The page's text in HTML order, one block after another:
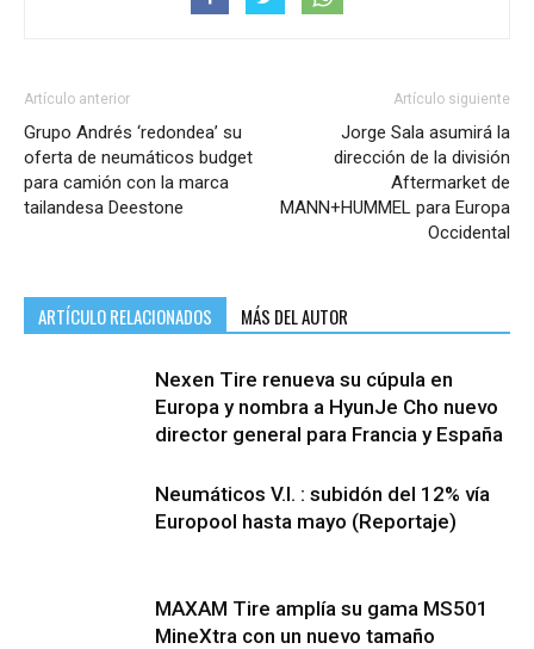
Artículo anterior
Grupo Andrés ‘redondea’ su
oferta de neumáticos budget
para camión con la marca
tailandesa Deestone
Artículo siguiente
Jorge Sala asumirá la
dirección de la división
Aftermarket de
MANN+HUMMEL para Europa
Occidental
ARTÍCULO RELACIONADOS MÁS DEL AUTOR
Nexen Tire renueva su cúpula en
Europa y nombra a HyunJe Cho nuevo
director general para Francia y España
Neumáticos V.I. : subidón del 12% vía
Europool hasta mayo (Reportaje)
MAXAM Tire amplía su gama MS501
MineXtra con un nuevo tamaño